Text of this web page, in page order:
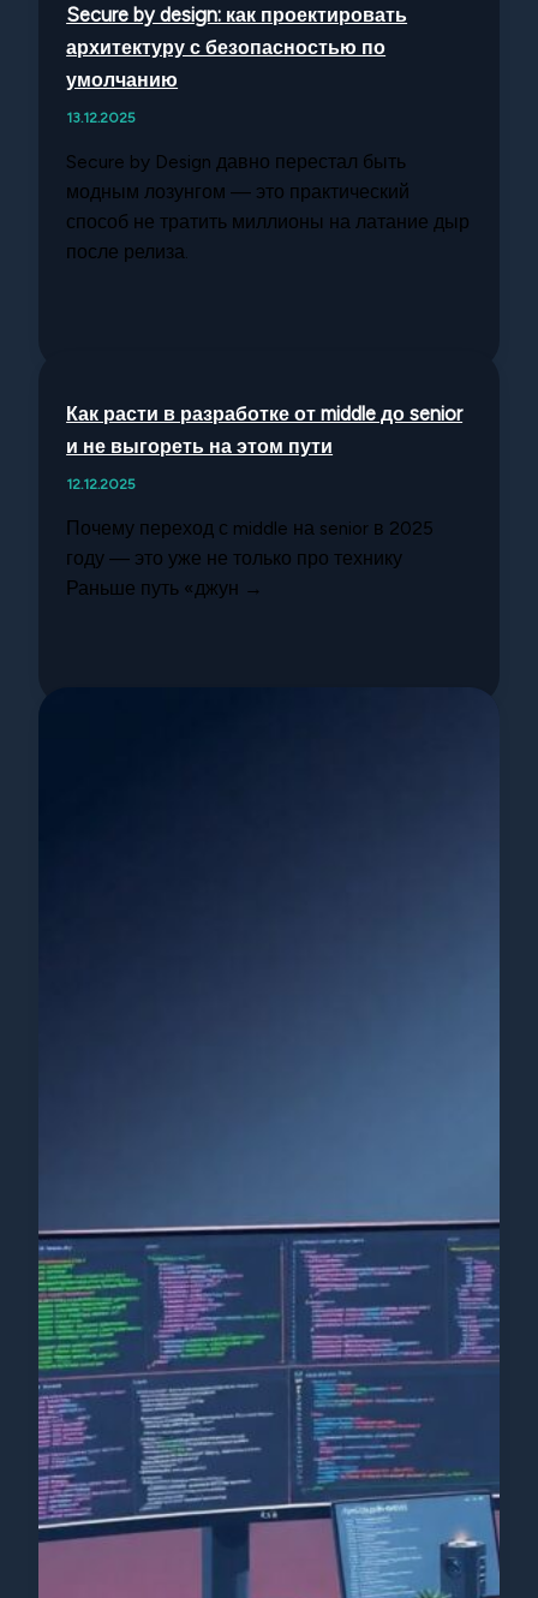
Secure by design: как проектировать
архитектуру с безопасностью по
умолчанию
13.12.2025
Secure by Design давно перестал быть
модным лозунгом — это практический
способ не тратить миллионы на латание дыр
после релиза.
Как расти в разработке от middle до senior
и не выгореть на этом пути
12.12.2025
Почему переход с middle на senior в 2025
году — это уже не только про технику
Раньше путь «джун →